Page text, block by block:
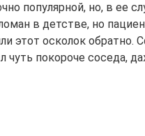
популярной, но, в ее
в детстве, но
этот осколок обратно.
чуть покороче соседа,